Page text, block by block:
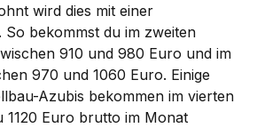
wird dies mit einer
So bekommst du im zweiten
910 und 980 Euro und im
970 und 1060 Euro. Einige
Azubis bekommen im vierten
Euro brutto im Monat